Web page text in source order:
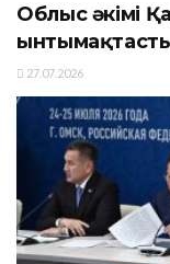
Облыс әкімі
27.07.2026